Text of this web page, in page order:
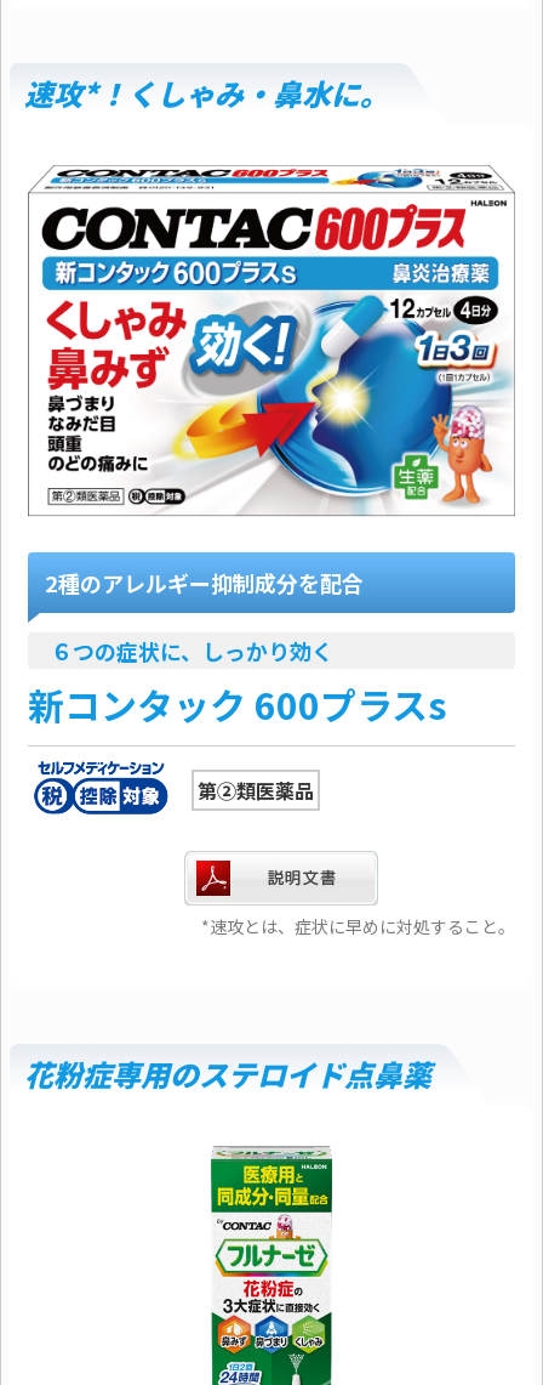
速攻*！くしゃみ・鼻水に。
2種のアレルギー抑制成分を配合
６つの症状に、しっかり効く
新コンタック 600プラスs
第②類医薬品
*速攻とは、症状に早めに対処すること。
花粉症専用のステロイド点鼻薬